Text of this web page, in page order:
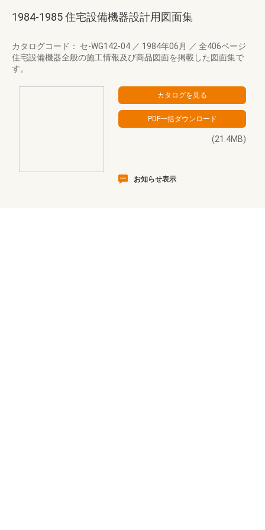
1984-1985 住宅設備機器設計用図面集
カタログコード： セ-WG142-04 ／ 1984年06月 ／ 全406ページ
住宅設備機器全般の施工情報及び商品図面を掲載した図面集で
す。
(21.4MB)
お知らせ表示